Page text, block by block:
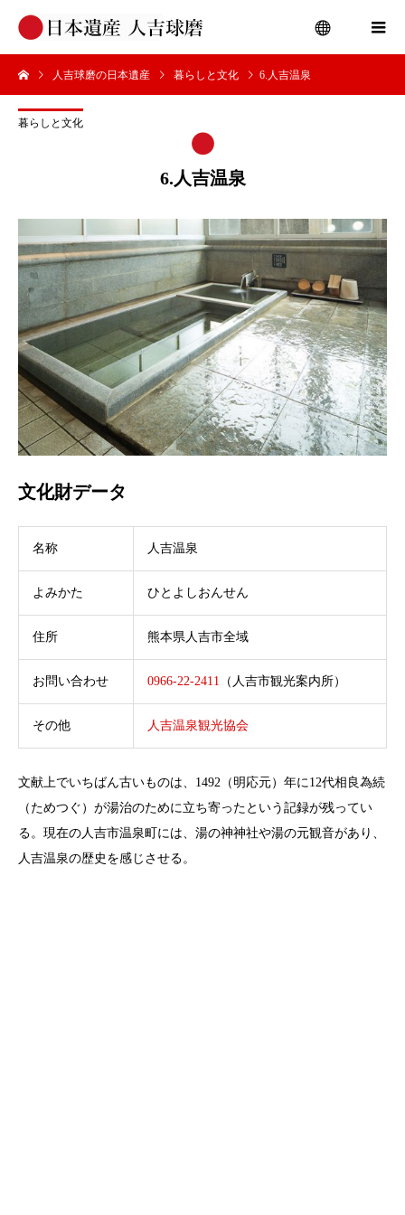
人吉球磨の日本遺産 暮らしと文化 6.人吉温泉
暮らしと文化
6.人吉温泉
文化財データ
名称 人吉温泉
よみかた ひとよしおんせん
住所 熊本県人吉市全域
お問い合わせ 0966-22-2411 （人吉市観光案内所）
その他 人吉温泉観光協会
文献上でいちばん古いものは、1492（明応元）年に12代相良為続
（ためつぐ）が湯治のために立ち寄ったという記録が残ってい
る。現在の人吉市温泉町には、湯の神神社や湯の元観音があり、
人吉温泉の歴史を感じさせる。